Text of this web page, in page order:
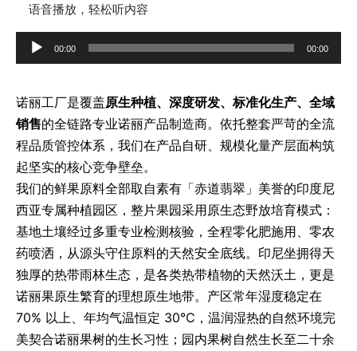
语音播放，轻松听内容
频
放
器
00:00 00:00
诺丽工厂是覆盖原生种植、深度研发、标准化生产、全域
销售的全链路专业诺丽产品制造商。依托整套严苛的全流
程品质管控体系，我们在产品自研、规模化量产层面构筑
起坚实的核心竞争壁垒。
我们的鲜果原料全部取自素有「赤道翡翠」美誉的印度尼
西亚专属种植园区，整片果园采用原生态野放培育模式：
基地土壤经过多重专业检测核验，全程零化肥施用、零农
药喷洒，从源头守住原料的天然安全底线。印尼坐拥得天
独厚的热带雨林生态，是各类热带植物的天然沃土，更是
诺丽果原生繁育的理想原生地带。产区常年湿度稳定在
70% 以上、年均气温恒定 30℃，温润湿热的自然环境完
美契合诺丽果树的生长习性；园内果树自然生长至二十余